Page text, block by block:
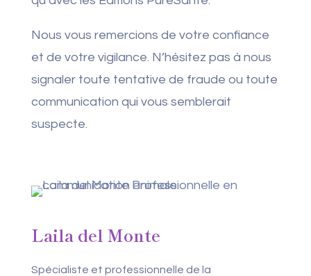
Nous vous remercions de votre confiance
et de votre vigilance. N’hésitez pas à nous
signaler toute tentative de fraude ou toute
communication qui vous semblerait
suspecte.
Laila del Monte
Spécialiste et professionnelle de la